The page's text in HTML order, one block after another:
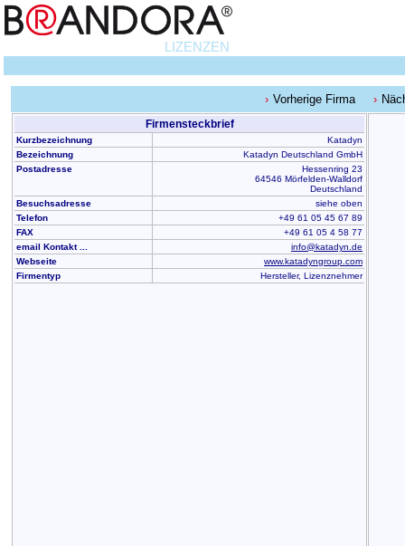
LIZENZEN
Vorherige Firma
Firmensteckbrief
Kurzbezeichnung
Katadyn
Bezeichnung
Katadyn Deutschland GmbH
Postadresse
Hessenring 23
64546 Mörfelden-Walldorf
Deutschland
Besuchsadresse
siehe oben
Telefon
+49 61 05 45 67 89
FAX
+49 61 05 4 58 77
email Kontakt ...
info@katadyn.de
Webseite
www.katadyngroup.com
Firmentyp
Hersteller, Lizenznehmer